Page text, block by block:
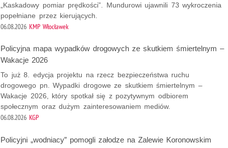
„Kaskadowy pomiar prędkości”. Mundurowi ujawnili 73 wykroczenia
popełniane przez kierujących.
06.08.2026 KMP Włocławek
Policyjna mapa wypadków drogowych ze skutkiem śmiertelnym –
Wakacje 2026
To już 8. edycja projektu na rzecz bezpieczeństwa ruchu
drogowego pn. Wypadki drogowe ze skutkiem śmiertelnym –
Wakacje 2026, który spotkał się z pozytywnym odbiorem
społecznym oraz dużym zainteresowaniem mediów.
06.08.2026 KGP
Policyjni „wodniacy” pomogli załodze na Zalewie Koronowskim